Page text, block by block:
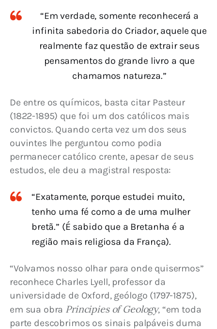
“Em verdade, somente reconhecerá a
infinita sabedoria do Criador, aquele que
realmente faz questão de extrair seus
pensamentos do grande livro a que
chamamos natureza.”
De entre os químicos, basta citar Pasteur
(1822-1895) que foi um dos católicos mais
convictos. Quando certa vez um dos seus
ouvintes lhe perguntou como podia
permanecer católico crente, apesar de seus
estudos, ele deu a magistral resposta:
“Exatamente, porque estudei muito,
tenho uma fé como a de uma mulher
bretã.” (É sabido que a Bretanha é a
região mais religiosa da França).
“Volvamos nosso olhar para onde quisermos”
reconhece Charles Lyell, professor da
universidade de Oxford, geólogo (1797-1875),
em sua obra Principies of Geology, “em toda
parte descobrimos os sinais palpáveis duma